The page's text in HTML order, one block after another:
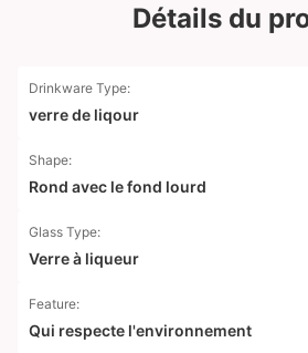
Détails du
Drinkware Type:
verre de liqour
Shape:
Rond avec le fond lourd
Glass Type:
Verre à liqueur
Feature:
Qui respecte l'environnement